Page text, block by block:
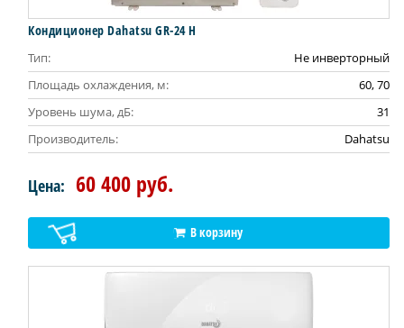
Кондиционер Dahatsu GR-24 H
Тип:
Не инверторный
Площадь охлаждения, м:
60, 70
Уровень шума, дБ:
31
Производитель:
Dahatsu
Цена: 60 400 руб.
В корзину